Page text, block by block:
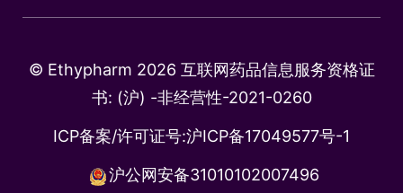
© Ethypharm 2026 互联网药品信息服务资格证
书: (沪) -非经营性-2021-0260
ICP备案/许可证号:沪ICP备17049577号-1
沪公网安备31010102007496